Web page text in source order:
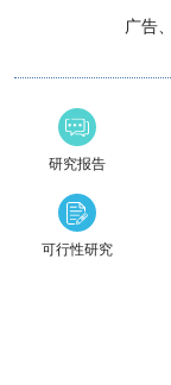
广告
研究报告
可行性研究